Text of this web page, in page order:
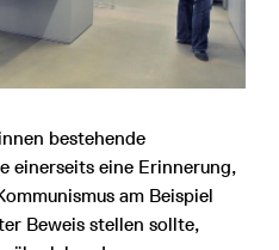
bestehende
einerseits eine Erinnerung,
am Beispiel
Beweis stellen sollte,